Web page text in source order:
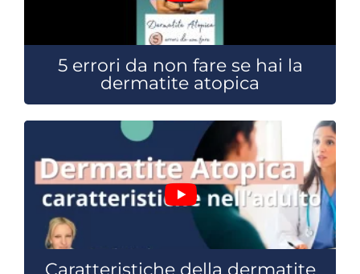
5 errori da non fare se hai la
dermatite atopica
Caratteristiche della dermatite